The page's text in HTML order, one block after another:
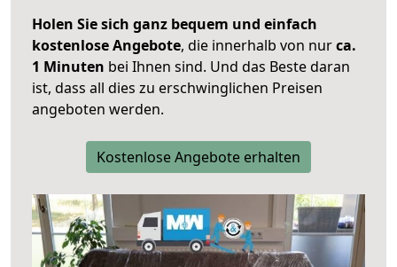
Holen Sie sich ganz bequem und einfach
kostenlose Angebote, die innerhalb von nurca.
1 Minuten bei Ihnen sind. Und das Beste daran
ist, dass all dies zu erschwinglichen Preisen
angeboten werden.
Kostenlose Angebote erhalten